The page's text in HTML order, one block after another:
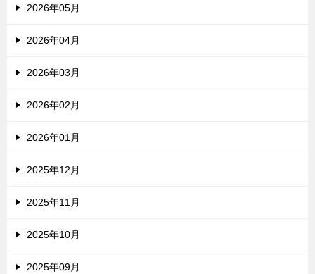
2026年05月
2026年04月
2026年03月
2026年02月
2026年01月
2025年12月
2025年11月
2025年10月
2025年09月